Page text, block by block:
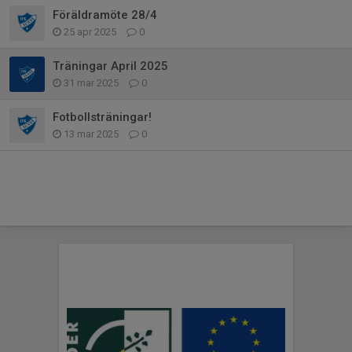
Föräldramöte 28/4
25 apr 2025 0
Träningar April 2025
31 mar 2025 0
Fotbollsträningar!
13 mar 2025 0